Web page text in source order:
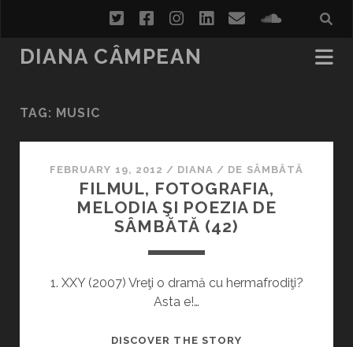
twitterfacebookinstagram
linkedin
email
DIANA CÂMPEAN
TAG: MUSIC
FEBRUARY 19, 2012 / DIANA / DE SÂMBĂTĂ
FILMUL, FOTOGRAFIA,
MELODIA ŞI POEZIA DE
SÂMBĂTĂ (42)
1. XXY (2007) Vreţi o dramă cu hermafrodiţi?
Asta e!…
DISCOVER THE STORYFILMUL,